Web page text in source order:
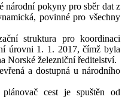
národní pokyny pro sběr dat z
povinné pro všechny
struktura pro koordinaci
úrovni 1. 1. 2017, čímž byla
Norské železniční ředitelství.
a dostupná u národního
cest je spuštěn od